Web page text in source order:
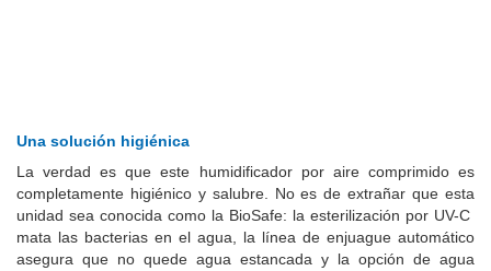
Una solución higiénica
La verdad es que este humidificador por aire comprimido es
completamente higiénico y salubre. No es de extrañar que esta
unidad sea conocida como la BioSafe: la esterilización por UV-C
mata las bacterias en el agua, la línea de enjuague automático
asegura que no quede agua estancada y la opción de agua